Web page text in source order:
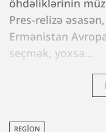
Pres-relizə
Ermənistan
seçmək, yoxsa...
REGION